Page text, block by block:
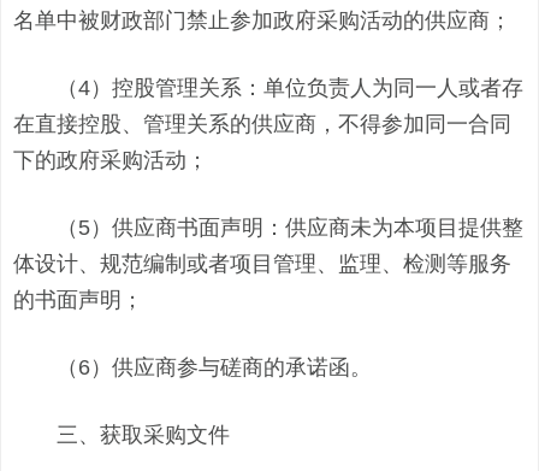
名单中被财政部门禁止参加政府采购活动的供应商；
（4）控股管理关系：单位负责人为同一人或者存
在直接控股、管理关系的供应商，不得参加同一合同
下的政府采购活动；
（5）供应商书面声明：供应商未为本项目提供整
体设计、规范编制或者项目管理、监理、检测等服务
的书面声明；
（6）供应商参与磋商的承诺函。
三、获取采购文件